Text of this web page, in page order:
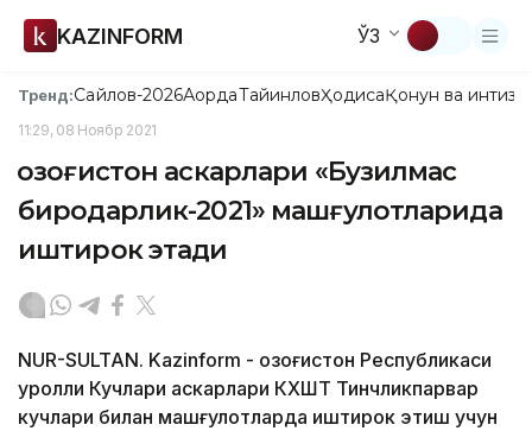
KAZINFORM ЎЗ
Тренд:Сайлов-2026АқордаТайинловҲодисаҚонун ва
11:29, 08 Ноябр 2021
Қозоғистон аскарлари «Бузилмас
биродарлик-2021» машғулотларида
иштирок этади
NUR-SULTAN. Kazinform - Қозоғистон Республикаси
Қуролли Кучлари аскарлари КХШТ Тинчликпарвар
кучлари билан машғулотларда иштирок этиш учун